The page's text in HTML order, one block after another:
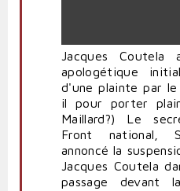
Jacques
apologétique
d'une plainte par le
il pour porter
Maillard?) Le
Front national,
annoncé la
Jacques Coutela
passage devant